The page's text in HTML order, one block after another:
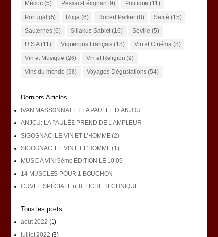
Médoc(5) Pessac-Léognan (9) Politique (11)
Portugal (5) Rioja(6) Robert Parker(8) Santé (15)
Sauternes(6) Siliakus-Sablet(16) Séville (5)
U.S.A(11) Vignerons Français(18) Vin et Cinéma(8)
Vin et Musique (26) Vin et Religion (9)
Vins du monde (58) Voyages-Dégustations(54)
Derniers Articles
IVAN MASSONNAT ET LA PAULÉE D’ANJOU
ANJOU: LA PAULÉE PREND DE L’AMPLEUR
SIGOGNAC: LE VIN ET L’HOMME (2)
SIGOGNAC: LE VIN ET L’HOMME (1)
MUSICA VINI 9ème ÉDITION LE 10.09
14 MUSCLES POUR 1 BOUCHON
CUVÉE SPÉCIALE n°8: FICHE TECHNIQUE
Tous les posts
août 2022 (1)
juillet 2022 (3)